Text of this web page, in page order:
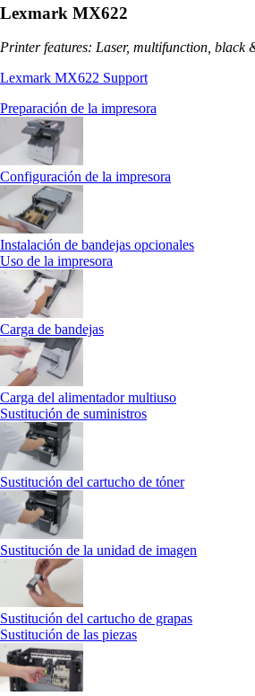
Lexmark MX622
Printer features: Laser, multifunction, black
Lexmark MX622 Support
Preparación de la impresora
Configuración de la impresora
Instalación de bandejas opcionales
Uso de la impresora
Carga de bandejas
Carga del alimentador multiuso
Sustitución de suministros
Sustitución del cartucho de tóner
Sustitución de la unidad de imagen
Sustitución del cartucho de grapas
Sustitución de las piezas